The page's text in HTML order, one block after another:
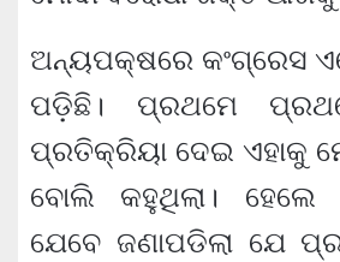
ଅନ୍ୟପକ୍ଷରେ କଂଗ୍ରେସ
ପଡ଼ିଛି। ପ୍ରଥମେ
ପ୍ରତିକ୍ରିୟା ଦେଇ ଏହାକୁ
ବୋଲି କହୁଥିଲା। ହେଲେ
ଯେବେ ଜଣାପଡିଲା ଯେ